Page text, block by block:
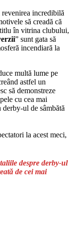
revenirea incredibilă
să creadă că
titlu în vitrina clubului,
” sunt gata să
incendiară la
multă lume pe
astfel un
să demonstreze
cu cea mai
ul de sâmbătă
la acest meci,
despre derby-ul
de cei mai